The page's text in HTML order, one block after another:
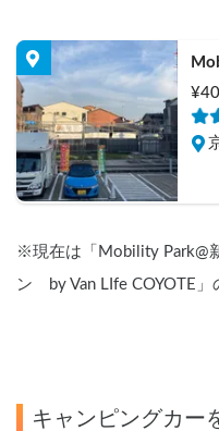
旅
※現在は「Mobility Park@
ン　by Van LIfe COYOTE
キャンピングカー